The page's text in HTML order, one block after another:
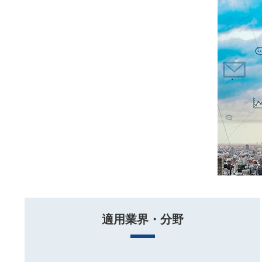
適用業界・分野